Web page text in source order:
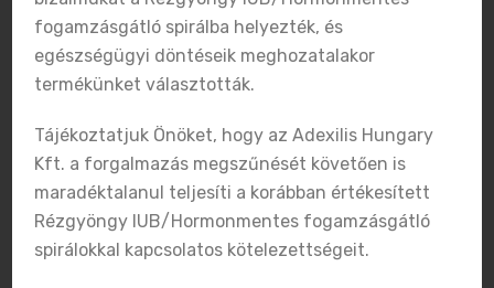
Ügyfélszolgálatunk változatlan elérhetőséggel
és gondossággal áll rendelkezésre az alábbi
reklamációk és panaszkezelés,
garanciális ügyintézés,
szakmai és termékinformációs megkeresések.
Kérjük, hogy az esetleges kérdésekkel vagy
fogamzásgátló spirálba helyezték, és
egészségügyi döntéseik meghozatalakor
termékünket választották.
Tájékoztatjuk Önöket, hogy az Adexilis Hungary
Kft. a forgalmazás megszűnését követően is
maradéktalanul teljesíti a korábban értékesített
Rézgyöngy IUB/Hormonmentes fogamzásgátló
spirálokkal kapcsolatos kötelezettségeit.